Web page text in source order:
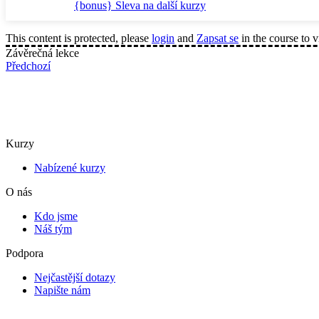
{bonus} Sleva na další kurzy
This content is protected, please login and Zapsat se in the course to
Závěrečná lekce
Předchozí
Kurzy
Nabízené kurzy
O nás
Kdo jsme
Náš tým
Podpora
Nejčastější dotazy
Napište nám